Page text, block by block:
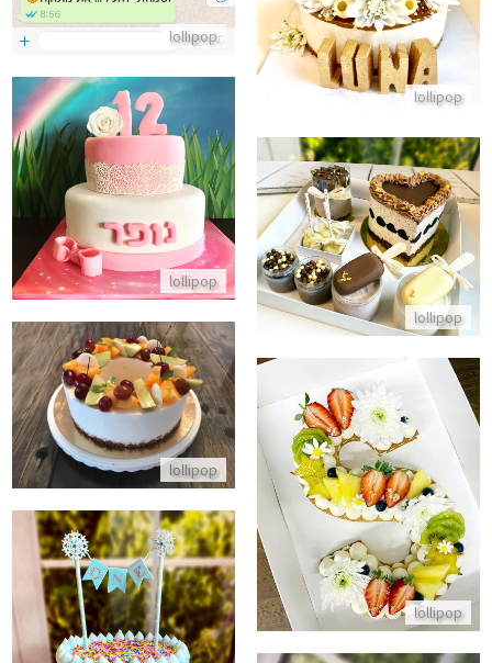
lollipop
lollipop
התקשר/י
lollipop
בצק סוכר בעוגת בת מצווה
lollipop
מארז מתוק ליום הולדת
התקשר/י
lollipop
עוגת גבינה ופירות טרופיים
התקשר/י
lollipop
עוגת אותיות ופירות טריים
התקשר/י
עוגת יום הולדת שנה עם